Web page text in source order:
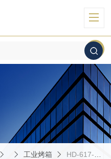
工业烤箱 HD-617-S五金剥离强度试验机